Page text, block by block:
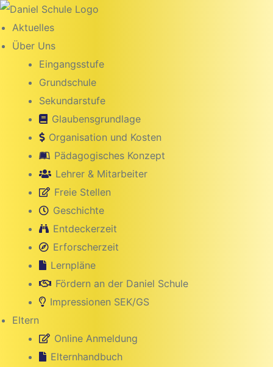
Aktuelles
Über Uns
Eingangsstufe
Grundschule
Sekundarstufe
Glaubensgrundlage
Organisation und Kosten
Pädagogisches Konzept
Lehrer & Mitarbeiter
Freie Stellen
Geschichte
Entdeckerzeit
Erforscherzeit
Lernpläne
Fördern an der Daniel Schule
Impressionen SEK/GS
Eltern
Online Anmeldung
Elternhandbuch